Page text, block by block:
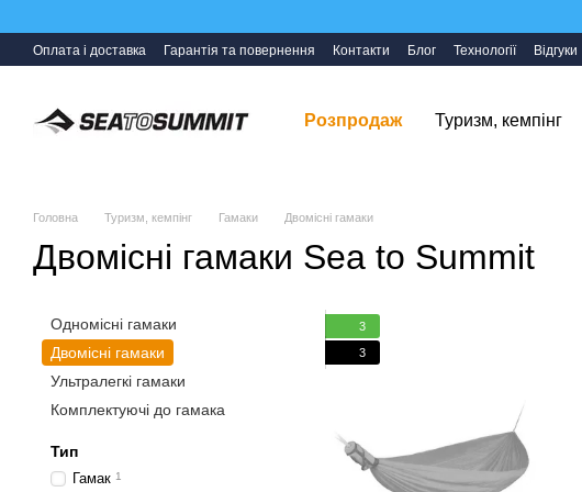
Оплата і доставка Гарантія та повернення Контакти Блог Технології Відгуки
Розпродаж Туризм, кемпінг
Головна Туризм, кемпінг Гамаки Двомісні гамаки
Двомісні гамаки Sea to Summit
3
3
Одномісні гамаки
Двомісні гамаки
Ультралегкі гамаки
Комплектуючі до гамака
Тип
Гамак 1